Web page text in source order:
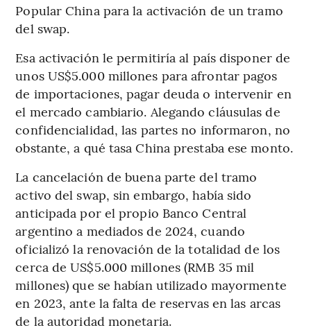
Popular China para la activación de un tramo
del swap.
Esa activación le permitiría al país disponer de
unos US$5.000 millones para afrontar pagos
de importaciones, pagar deuda o intervenir en
el mercado cambiario. Alegando cláusulas de
confidencialidad, las partes no informaron, no
obstante, a qué tasa China prestaba ese monto.
La cancelación de buena parte del tramo
activo del swap, sin embargo, había sido
anticipada por el propio Banco Central
argentino a mediados de 2024, cuando
oficializó la renovación de la totalidad de los
cerca de US$5.000 millones (RMB 35 mil
millones) que se habían utilizado mayormente
en 2023, ante la falta de reservas en las arcas
de la autoridad monetaria.